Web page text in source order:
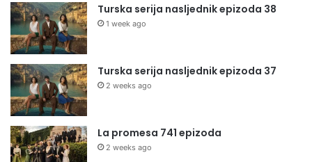
Turska serija nasljednik epizoda 38
1 week ago
Turska serija nasljednik epizoda 37
2 weeks ago
La promesa 741 epizoda
2 weeks ago